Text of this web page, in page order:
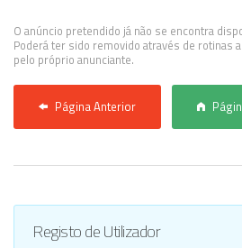
O anúncio pretendido já não se encontra
Poderá ter sido removido através de rotinas
pelo próprio anunciante.
Página Anterior
Registo de Utilizador